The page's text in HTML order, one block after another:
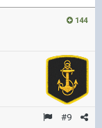
144
#9